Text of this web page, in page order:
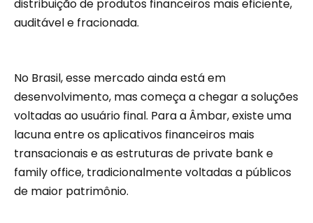
distribuição de produtos financeiros mais eficiente,
auditável e fracionada.
No Brasil, esse mercado ainda está em
desenvolvimento, mas começa a chegar a soluções
voltadas ao usuário final. Para a Âmbar, existe uma
lacuna entre os aplicativos financeiros mais
transacionais e as estruturas de private bank e
family office, tradicionalmente voltadas a públicos
de maior patrimônio.